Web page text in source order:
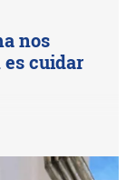
nos
cuidar